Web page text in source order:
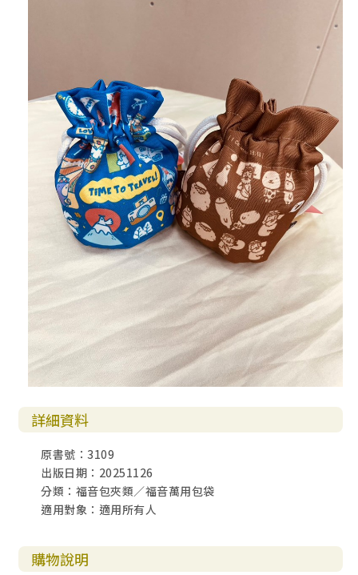
詳細資料
原書號：3109
出版日期：20251126
分類：福音包夾類／福音萬用包袋
適用對象：適用所有人
購物說明